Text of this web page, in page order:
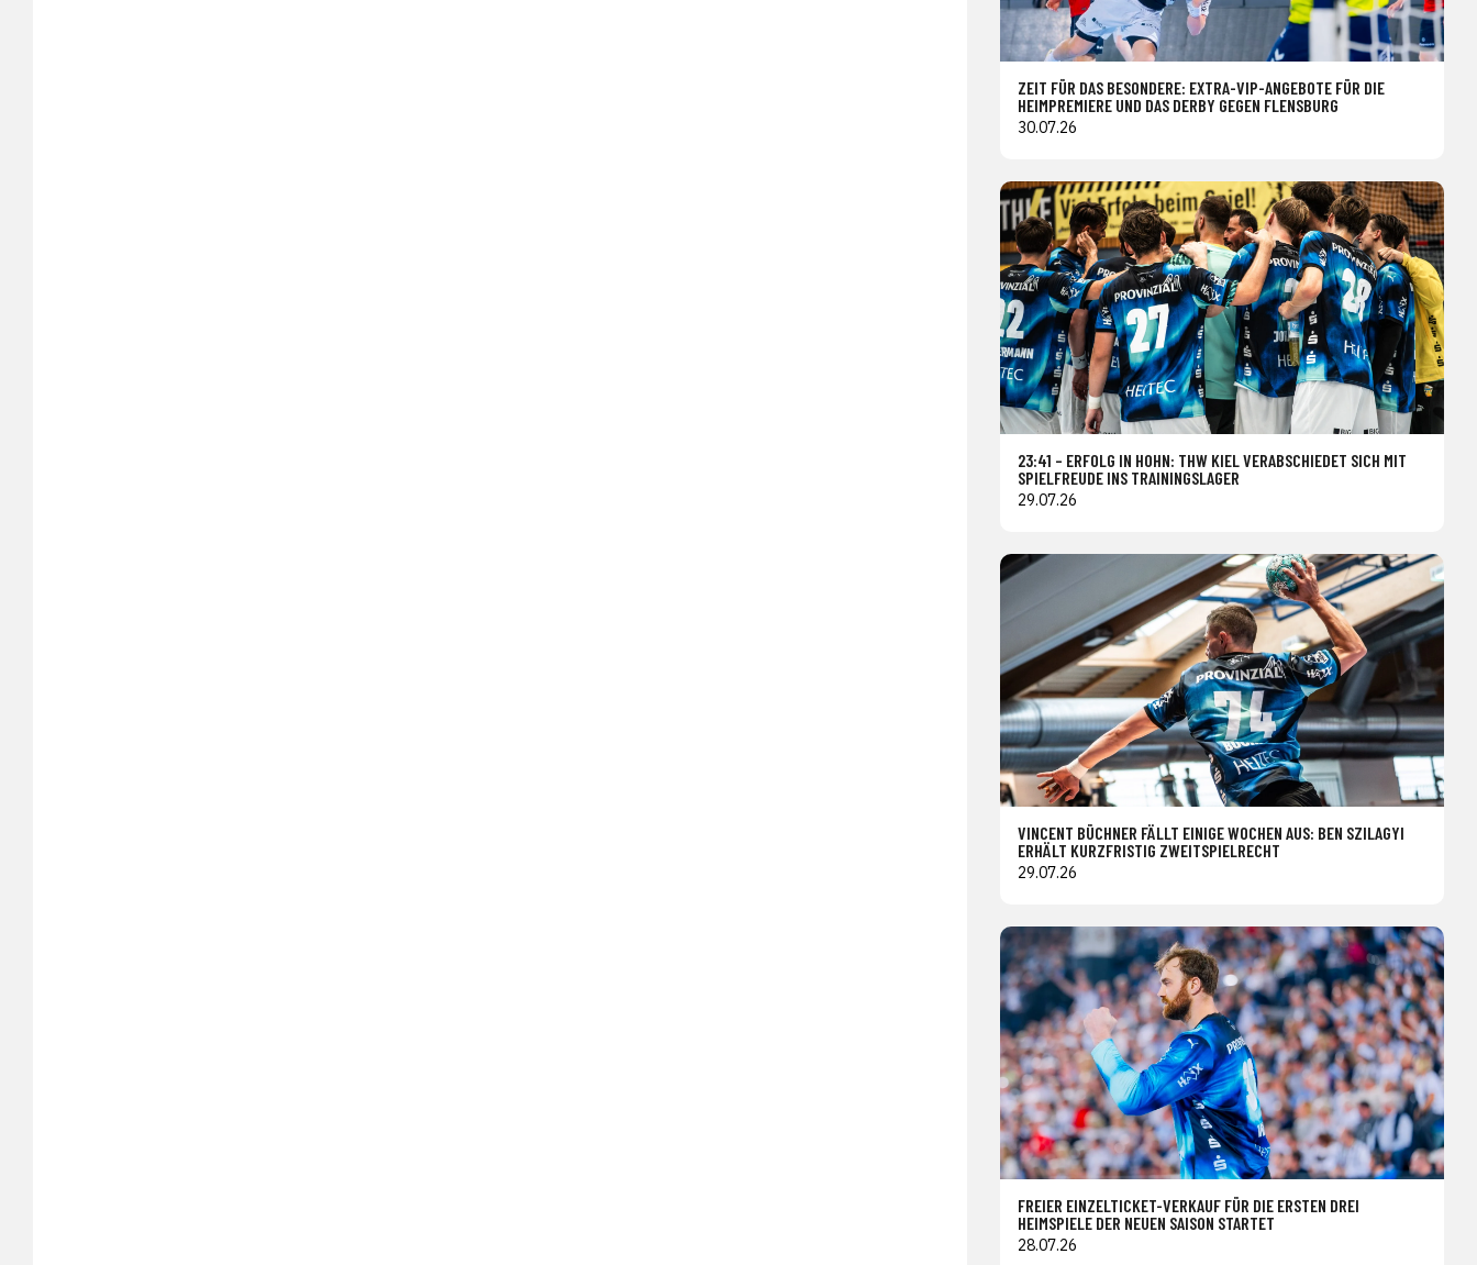
ZEIT FÜR DAS BESONDERE: EXTRA-VIP-ANGEBOTE FÜR DIE
HEIMPREMIERE UND DAS DERBY GEGEN FLENSBURG
30.07.26
23:41 – ERFOLG IN HOHN: THW KIEL VERABSCHIEDET SICH MIT
SPIELFREUDE INS TRAININGSLAGER
29.07.26
VINCENT BÜCHNER FÄLLT EINIGE WOCHEN AUS: BEN SZILAGYI
ERHÄLT KURZFRISTIG ZWEITSPIELRECHT
29.07.26
FREIER EINZELTICKET-VERKAUF FÜR DIE ERSTEN DREI
HEIMSPIELE DER NEUEN SAISON STARTET
28.07.26